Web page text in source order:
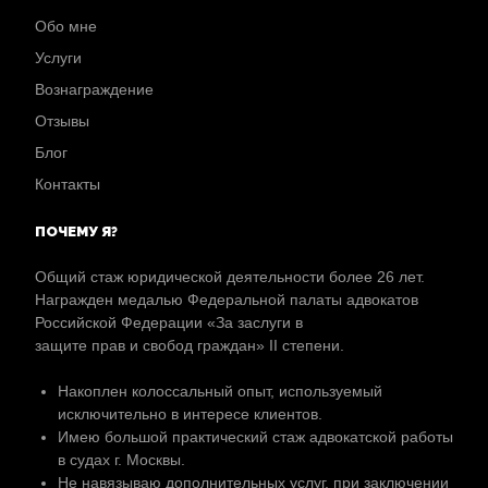
Обо мне
Услуги
Вознаграждение
Отзывы
Блог
Контакты
ПОЧЕМУ Я?
Общий стаж юридической деятельности более 26 лет.
Награжден медалью Федеральной палаты адвокатов
Российской Федерации «За заслуги в
защите прав и свобод граждан» II степени.
Накоплен колоссальный опыт, используемый
исключительно в интересе клиентов.
Имею большой практический стаж адвокатской работы
в судах г. Москвы.
Не навязываю дополнительных услуг, при заключении